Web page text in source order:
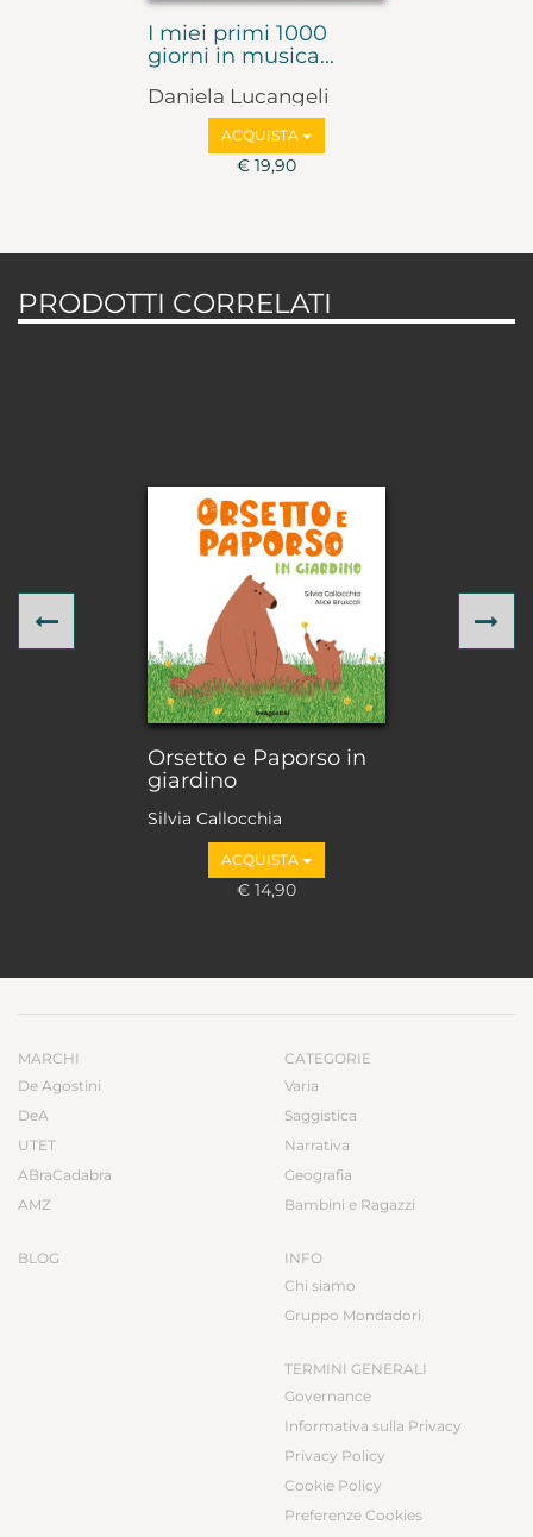
I miei primi 1000
giorni in musica...
Daniela Lucangeli
ACQUISTA
€ 19,90
PRODOTTI CORRELATI
Orsetto e Paporso in
giardino
Silvia Callocchia
ACQUISTA
€ 14,90
Previous
MARCHI
De Agostini
DeA
UTET
ABraCadabra
AMZ
BLOG
CATEGORIE
Varia
Saggistica
Narrativa
Geografia
Bambini e Ragazzi
INFO
Chi siamo
Gruppo Mondadori
TERMINI GENERALI
Governance
Informativa sulla Privacy
Privacy Policy
Cookie Policy
Preferenze Cookies